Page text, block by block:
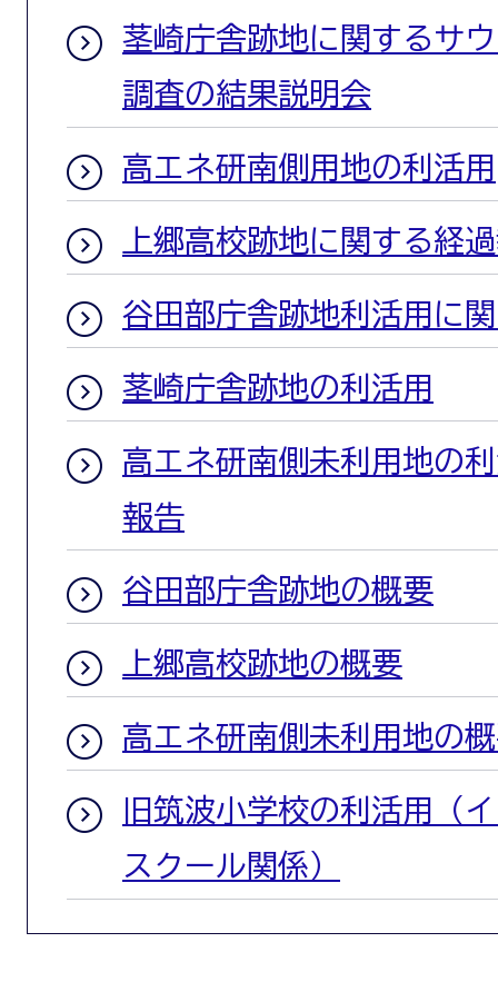
茎崎庁舎跡地に関するサ
調査の結果説明会
高エネ研南側用地の利活用
上郷高校跡地に関する経
谷田部庁舎跡地利活用に
茎崎庁舎跡地の利活用
高エネ研南側未利用地の
報告
谷田部庁舎跡地の概要
上郷高校跡地の概要
高エネ研南側未利用地の
旧筑波小学校の利活用（
スクール関係）